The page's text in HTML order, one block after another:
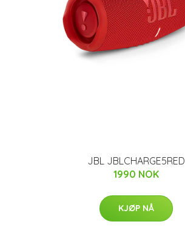
JBL JBLCHARGE5RED
1990 NOK
KJØP NÅ